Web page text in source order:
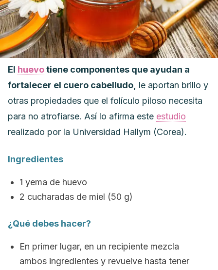
El huevotiene componentes que ayudan a
fortalecer el cuero cabelludo, le aportan brillo y
otras propiedades que el folículo piloso necesita
para no atrofiarse. Así lo afirma este estudio
realizado por la Universidad Hallym (Corea).
Ingredientes
1 yema de huevo
2 cucharadas de miel (50 g)
¿Qué debes hacer?
En primer lugar, en un recipiente mezcla
ambos ingredientes y revuelve hasta tener